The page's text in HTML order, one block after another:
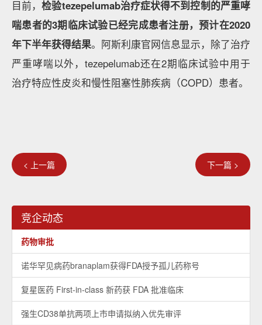
目前，检验tezepelumab治疗症状得不到控制的严重哮
喘患者的3期临床试验已经完成患者注册，预计在2020
年下半年获得结果。阿斯利康官网信息显示，除了治疗
严重哮喘以外，tezepelumab还在2期临床试验中用于
治疗特应性皮炎和慢性阻塞性肺疾病（COPD）患者。
< 上一篇 下一篇 >
竞企动态
药物审批
诺华罕见病药branaplam获得FDA授予孤儿药称号
复星医药 First-in-class 新药获 FDA 批准临床
强生CD38单抗两项上市申请拟纳入优先审评